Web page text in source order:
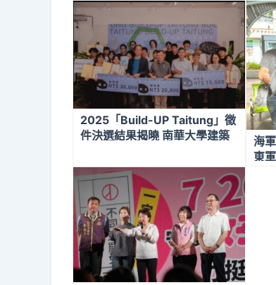
2025「Build-UP Taitung」徵
件決選結果揭曉 南華大學建築
海
東